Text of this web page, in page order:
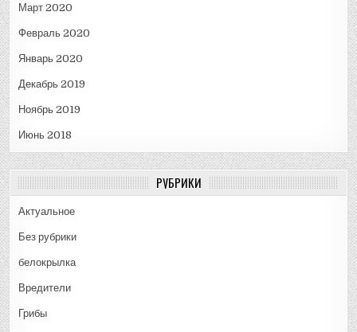
Март 2020
Февраль 2020
Январь 2020
Декабрь 2019
Ноябрь 2019
Июнь 2018
РУБРИКИ
Актуальное
Без рубрики
белокрылка
Вредители
Грибы